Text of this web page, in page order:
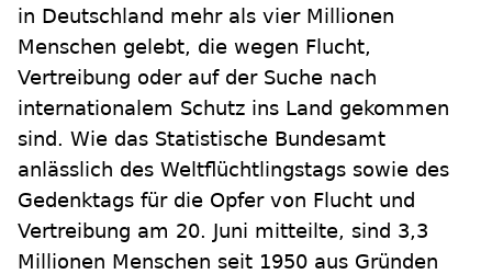
in Deutschland mehr als vier Millionen
Menschen gelebt, die wegen Flucht,
Vertreibung oder auf der Suche nach
internationalem Schutz ins Land gekommen
sind. Wie das Statistische Bundesamt
anlässlich des Weltflüchtlingstags sowie des
Gedenktags für die Opfer von Flucht und
Vertreibung am 20. Juni mitteilte, sind 3,3
Millionen Menschen seit 1950 aus Gründen